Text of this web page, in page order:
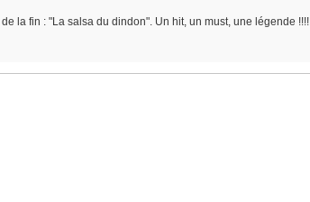
la fin : "La salsa du dindon". Un hit, un must, une légende !!!!